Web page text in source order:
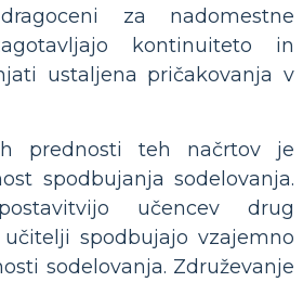
za nadomestne
kontinuiteto in
ustaljena pričakovanja v
prednosti teh načrtov je
spodbujanja sodelovanja.
učencev drug
spodbujajo vzajemno
sodelovanja. Združevanje